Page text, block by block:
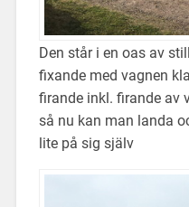
Den står i en oas av
fixande med vagnen
firande inkl. firande av
så nu kan man landa
lite på sig själv